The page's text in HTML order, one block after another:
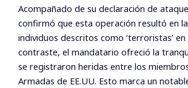
Acompañado de su declaración de
confirmó que esta operación resultó en
individuos descritos como ‘terroristas’
contraste, el mandatario ofreció la
se registraron heridas entre los
Armadas de EE.UU. Esto marca un